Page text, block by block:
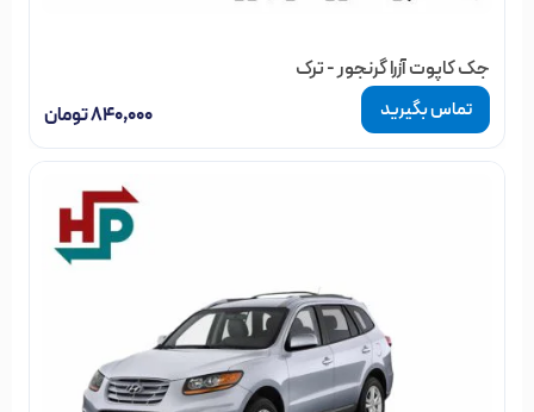
جک کاپوت آزرا گرنجور - ترک
۸۴۰,۰۰۰تومان تماس بگیرید